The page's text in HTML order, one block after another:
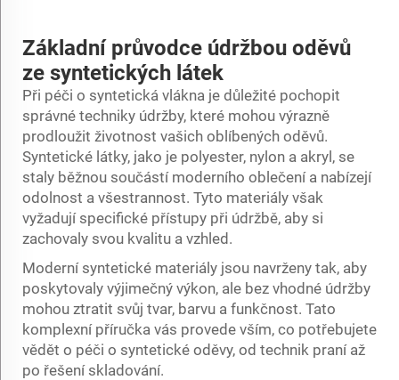
Základní průvodce údržbou oděvů
ze syntetických látek
Při péči o syntetická vlákna je důležité pochopit
správné techniky údržby, které mohou výrazně
prodloužit životnost vašich oblíbených oděvů.
Syntetické látky, jako je polyester, nylon a akryl, se
staly běžnou součástí moderního oblečení a nabízejí
odolnost a všestrannost. Tyto materiály však
vyžadují specifické přístupy při údržbě, aby si
zachovaly svou kvalitu a vzhled.
Moderní syntetické materiály jsou navrženy tak, aby
poskytovaly výjimečný výkon, ale bez vhodné údržby
mohou ztratit svůj tvar, barvu a funkčnost. Tato
komplexní příručka vás provede vším, co potřebujete
vědět o péči o syntetické oděvy, od technik praní až
po řešení skladování.